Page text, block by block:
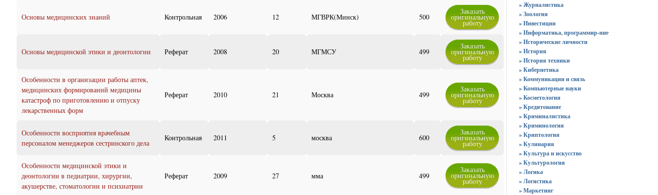
Основы медицинских знаний Контрольная 2006 12 МГВРК(Минск) 500
Заказать
оригинальную
работу
Основы медицинской этики и деонтологии Реферат 2008 20 МГМСУ 499
Заказать
оригинальную
работу
Особенности в организации работы аптек,
медицинских формирований медицины
катастроф по приготовлению и отпуску
лекарственных форм
Реферат 2010 21 Москва 499
Заказать
оригинальную
работу
Особенности восприятия врачебным
персоналом менеджеров сестринского дела
Контрольная 2011 5 москва 600
Заказать
оригинальную
работу
Особенности медицинской этики и
деонтологии в педиатрии, хирургии,
акушерстве, стоматологии и психиатрии
Реферат 2009 27 мма 499
Заказать
оригинальную
работу
» Журналистика
» Зоология
» Инвестиции
» Информатика, программир-ние
» Исторические личности
» История
» История техники
» Кибернетика
» Коммуникации и связь
» Компьютерные науки
» Косметология
» Кредитование
» Криминалистика
» Криминология
» Криптология
» Кулинария
» Культура и искусство
» Культурология
» Логика
» Логистика
» Маркетинг